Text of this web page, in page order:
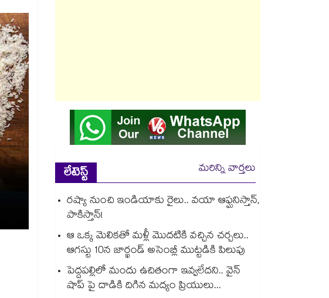
లేటెస్ట్
మరిన్ని వార్తలు
రష్యా నుంచి ఇండియాకు రైలు.. వయా ఆఫ్ఘనిస్తాన్,
పాకిస్తాన్!
ఆ ఒక్క మెలికతో మళ్లీ మొదటికి వచ్చిన చర్చలు..
ఆగస్టు 10న జార్ఖండ్ అసెంబ్లీ ముట్టడికి పిలుపు
పెద్దపల్లిలో మందు ఉచితంగా ఇవ్వలేదని.. వైన్
షాప్ పై దాడికి దిగిన మద్యం ప్రియులు...